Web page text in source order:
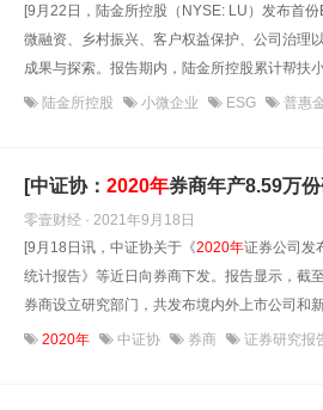
[9月22日，陆金所控股（NYSE: LU）发布首
微融资、乡村振兴、客户权益保护、公司治理
成果与探索。报告期内，陆金所控股累计帮扶
陆金所控股 小微企业 ESG 普惠
[中证协： 2020年券商年产8.59万
零壹财经 · 2021年9月18日
[9月18日讯，中证协关于《2020年证券公司发
统计报告》等近日向券商下发。报告显示，截
券商设立研究部门，共发布境内外上市公司和
2020年 中证协 券商 证券研究报